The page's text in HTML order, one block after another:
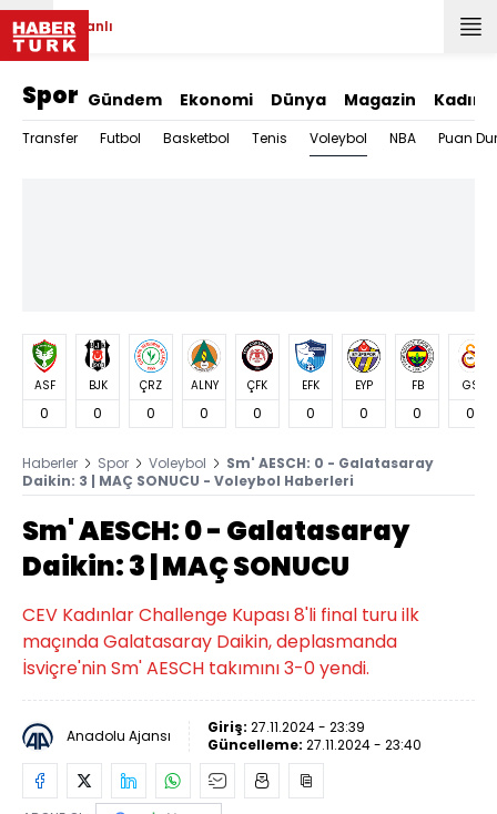
Canlı
Spor Gündem Ekonomi Dünya Magazin Kadın
Transfer Futbol Basketbol Tenis Voleybol NBA Puan
ASF
0
BJK
0
ÇRZ
0
ALNY
0
ÇFK
0
EFK
0
EYP
0
FB
0
GS
0
Haberler Spor Voleybol
Sm' AESCH: 0 - Galatasaray
Daikin: 3 | MAÇ SONUCU - Voleybol Haberleri
Sm' AESCH: 0 - Galatasaray
Daikin: 3 | MAÇ SONUCU
CEV Kadınlar Challenge Kupası 8'li final turu ilk
maçında Galatasaray Daikin, deplasmanda
İsviçre'nin Sm' AESCH takımını 3-0 yendi.
Anadolu Ajansı Giriş: 27.11.2024 - 23:39
Güncelleme: 27.11.2024 - 23:40